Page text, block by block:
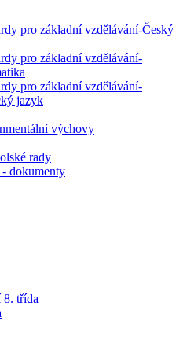
pro základní vzdělávání-Český
pro základní vzdělávání-
pro základní vzdělávání-
jazyk
výchovy
rady
- dokumenty
8. třída